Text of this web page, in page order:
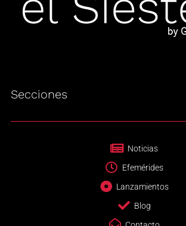
Secciones
Noticias
Efemérides
Lanzamientos
Blog